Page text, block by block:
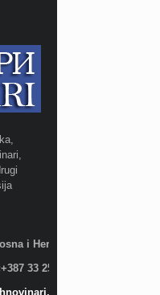
i Hercegovina;
33 255 600